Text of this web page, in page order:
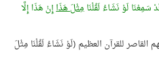
سَمِعْنَا لَوْ نَشَاءُ لَقُلْنَامِثْلَ هَذَاإِنْ هَذَا إِلَّا
القاصر للقرآن العظيم (لَوْ نَشَاءُ لَقُلْنَا مِثْلَ